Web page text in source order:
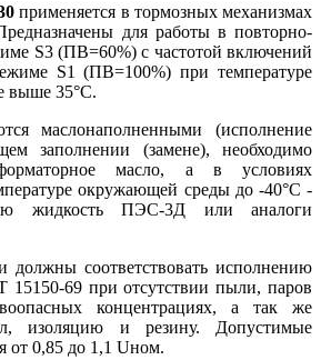
применяется в тормозных механизмах
для работы в повторно-
S3 (ПВ=60%) с частотой включений
S1 (ПВ=100%) при температуре
выше 35°С.
маслонаполненными (исполнение
заполнении (замене), необходимо
масло, а в условиях
окружающей среды до -40°С -
жидкость ПЭС-3Д или аналоги
должны соответствовать исполнению
69 при отсутствии пыли, паров
концентрациях, а так же
изоляцию и резину. Допустимые
от 0,85 до 1,1 Uном.